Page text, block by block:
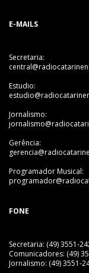
E-MAILS
Secretaria:
Estudio:
Jornalismo:
Gerência:
Programador Musical:
FONE
Secretaria: (49) 3551-
Comunicadores: (49)
Jornalismo: (49) 3551-